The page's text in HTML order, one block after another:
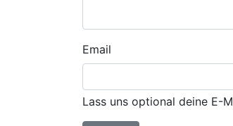
Email
Lass uns optional deine E-